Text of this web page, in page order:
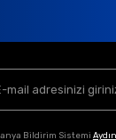
Bildirim Sistemi